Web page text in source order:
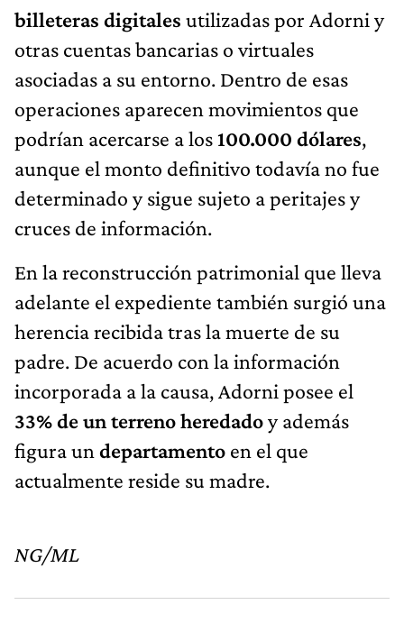
billeteras digitales utilizadas por Adorni y
otras cuentas bancarias o virtuales
asociadas a su entorno. Dentro de esas
operaciones aparecen movimientos que
podrían acercarse a los100.000 dólares,
aunque el monto definitivo todavía no fue
determinado y sigue sujeto a peritajes y
cruces de información.
En la reconstrucción patrimonial que lleva
adelante el expediente también surgió una
herencia recibida tras la muerte de su
padre. De acuerdo con la información
incorporada a la causa, Adorni posee el
33% de un terreno heredadoy además
figura un departamento en el que
actualmente reside su madre.
NG/ML